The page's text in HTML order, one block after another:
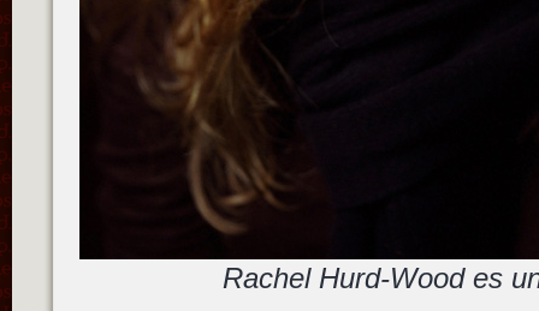
Rachel Hurd-Wood es